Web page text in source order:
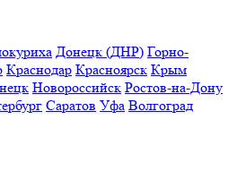
Донецк (ДНР) Горно-
Краснодар Красноярск Крым
Новороссийск Ростов-на-Дону
Саратов Уфа Волгоград